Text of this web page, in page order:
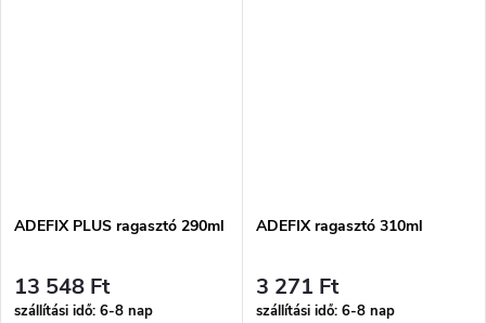
ADEFIX PLUS ragasztó 290ml
13 548 Ft
szállítási idő: 6-8 nap
ADEFIX ragasztó 310ml
3 271 Ft
szállítási idő: 6-8 nap